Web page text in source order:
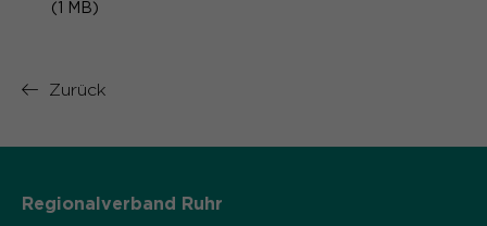
(1 MB)
Zurück
Regionalverband Ruhr